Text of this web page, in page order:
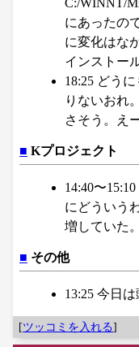
C:/WINNT/
にあったの
に変化はな
インストー
18:25 どう
りないおれ
さそう。えー
■ Kプロジェクト
14:40〜
にどういう
増していた。
■ その他
13:25 今日は
[ツッコミを入れる]